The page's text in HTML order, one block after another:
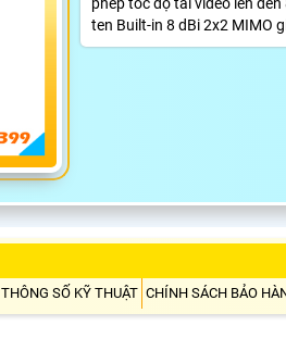
ten Built-in 8 dBi 2x2 MIMO
THÔNG SỐ KỸ THUẬT CHÍNH SÁCH BẢO